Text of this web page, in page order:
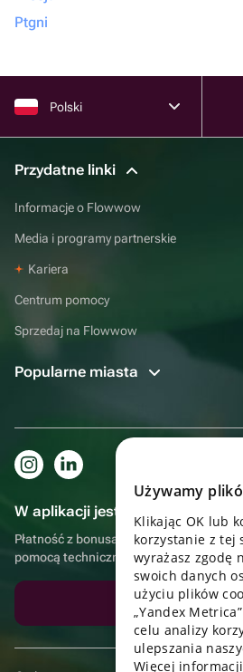
Ptgni
Polski
Przydatne linki
Informacje o Flowwow
Media i programy partnerskie
Kariera
Centrum pomocy
Sprzedaj na Flowwow
Popularne miasta
W aplikacji jest to jeszcze
Płatność z bonusami, samodzielna
pomocą techniczną
Pobierz
Używamy
Klikając OK lub
korzystanie z tej
wyrażasz zgodę
swoich danych
użyciu plików
„Yandex
celu analizy
ulepszania
Więcej